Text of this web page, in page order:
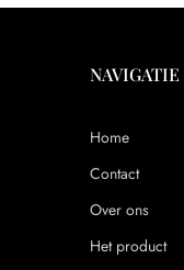
NAVIGATIE
Home
Contact
Over ons
Het product